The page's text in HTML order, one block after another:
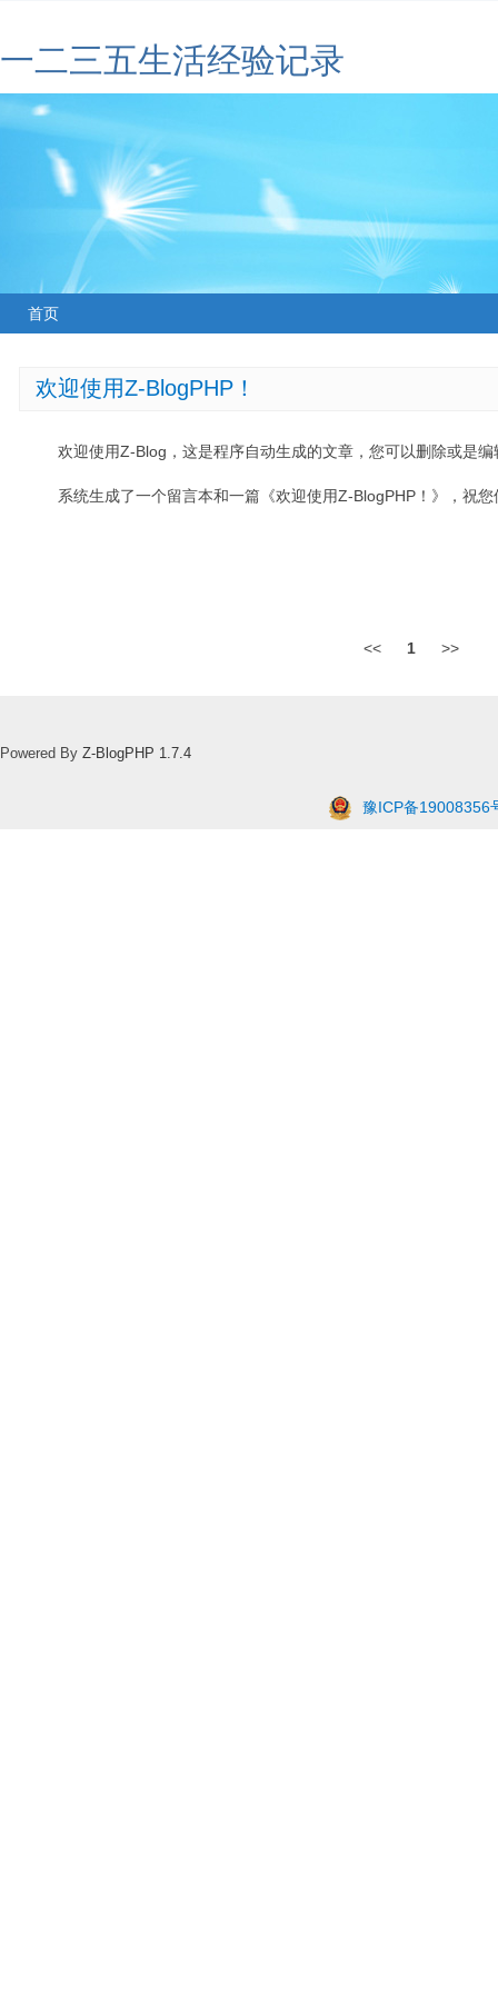
一二三五生活经验记录
首页
欢迎使用Z-BlogPHP！
欢迎使用Z-Blog，这是程序自动生成的文章，您可以删除或是编
系统生成了一个留言本和一篇《欢迎使用Z-BlogPHP！》，祝
<< 1 >>
Powered By Z-BlogPHP 1.7.4
豫ICP备19008356